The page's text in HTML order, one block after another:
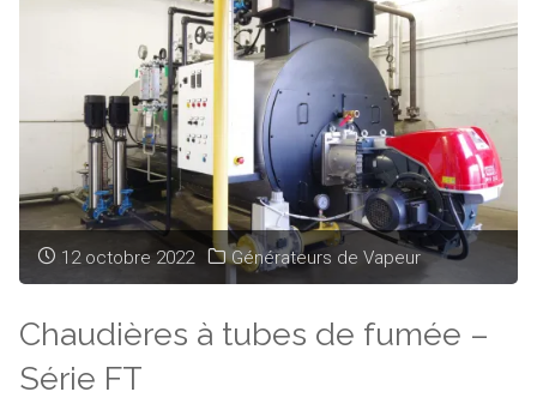
fumée
–
Série
SG"
12 octobre 2022
Générateurs de Vapeur
Chaudières à tubes de fumée –
Série FT